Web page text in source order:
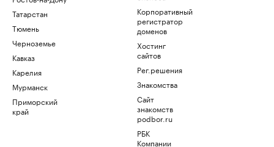
Татарстан
Тюмень
Черноземье
Кавказ
Карелия
Мурманск
Приморский
край
Корпоративный
регистратор
доменов
Хостинг
сайтов
Рег.решения
Знакомства
Сайт
знакомств
podbor.ru
РБК
Компании